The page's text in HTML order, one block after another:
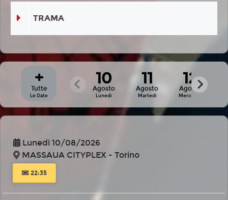
+
Tutte
Le Date
10
Agosto
Lunedì
11
Agosto
Martedì
12
Agosto
Mercoledì
TRAMA
Lunedì 10/08/2026
MASSAUA CITYPLEX - Torino
22:35